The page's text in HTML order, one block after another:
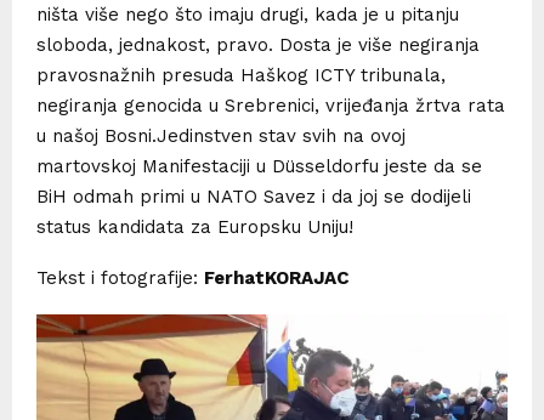
ništa više nego što imaju drugi, kada je u pitanju
sloboda, jednakost, pravo. Dosta je više negiranja
pravosnažnih presuda Haškog ICTY tribunala,
negiranja genocida u Srebrenici, vrijeđanja žrtva rata
u našoj Bosni.Jedinstven stav svih na ovoj
martovskoj Manifestaciji u Düsseldorfu jeste da se
BiH odmah primi u NATO Savez i da joj se dodijeli
status kandidata za Europsku Uniju!
Tekst i fotografije: FerhatKORAJAC